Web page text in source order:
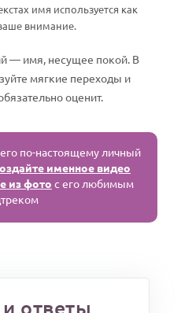
имя используется как
внимание.
— имя, несущее покой. В
мягкие переходы и
оценит.
по-настоящему личный
именное видео
из фото с его любимым
ответы